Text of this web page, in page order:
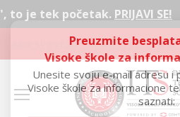
početak.PRIJAVI SE!
Ako si ostao “ispod crte", to
Preuzmite
Visoke škole za
Unesite svoju e-mail adresu
Visoke škole za informacione
saznati: